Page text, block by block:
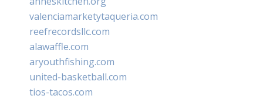
valenciamarketytaqueria.com
reefrecordsllc.com
alawaffle.com
aryouthfishing.com
united-basketball.com
tios-tacos.com